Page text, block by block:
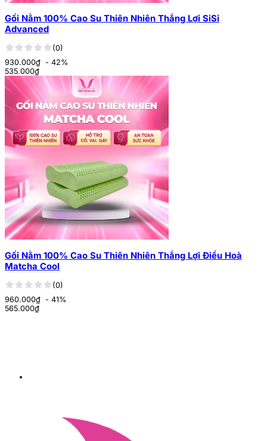
Gối Nằm 100% Cao Su Thiên Nhiên Thắng Lợi SiSi
Advanced
(0)
930.000₫ - 42%
535.000₫
Gối Nằm 100% Cao Su Thiên Nhiên Thắng Lợi Điều Hoà
Matcha Cool
(0)
960.000₫ - 41%
565.000₫